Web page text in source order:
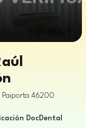
Paiporta 46200
DocDental